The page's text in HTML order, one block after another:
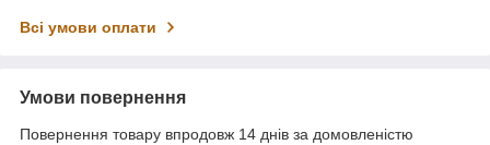
Всі умови оплати
Умови повернення
Повернення товару впродовж 14 днів за домовленістю